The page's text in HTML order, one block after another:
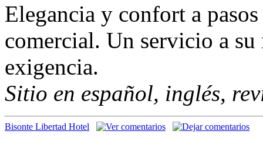
Elegancia y confort a
comercial. Un servicio a
exigencia.
Sitio en español, inglés,
Bisonte Libertad Hotel